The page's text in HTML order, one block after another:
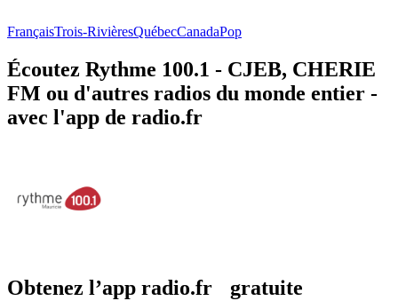
FrançaisTrois-RivièresQuébecCanadaPop
Écoutez Rythme 100.1 - CJEB, CHERIE
FM ou d'autres radios du monde entier -
avec l'app de radio.fr
Obtenez l’app radio.fr gratuite